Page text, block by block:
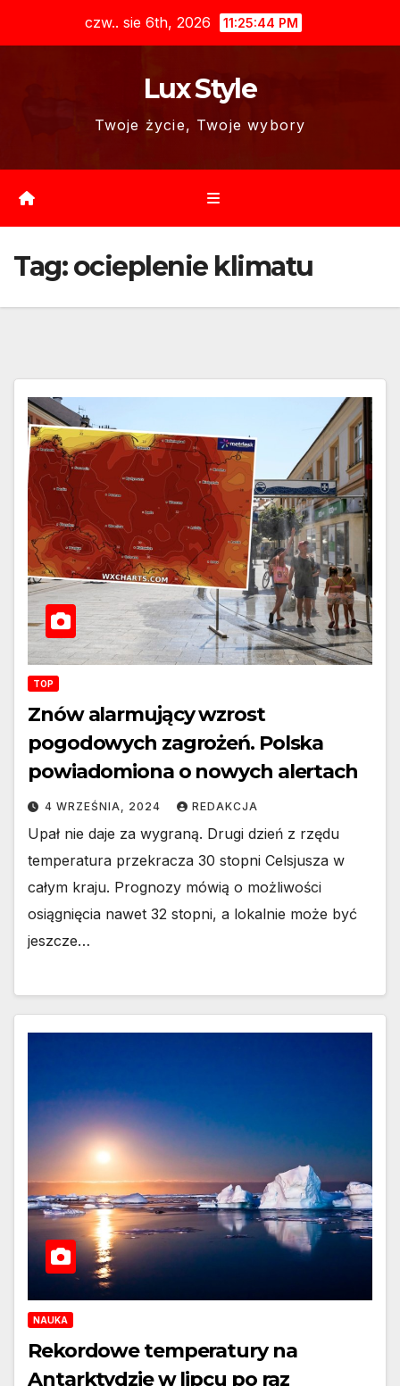
czw.. sie 6th, 2026 11:25:45 PM
Lux Style
Twoje życie, Twoje wybory
Tag:ocieplenie klimatu
TOP
Znów alarmujący wzrost
pogodowych zagrożeń. Polska
powiadomiona o nowych alertach
4 WRZEŚNIA, 2024 REDAKCJA
Upał nie daje za wygraną. Drugi dzień z rzędu
temperatura przekracza 30 stopni Celsjusza w
całym kraju. Prognozy mówią o możliwości
osiągnięcia nawet 32 stopni, a lokalnie może być
jeszcze…
NAUKA
Rekordowe temperatury na
Antarktydzie w lipcu po raz